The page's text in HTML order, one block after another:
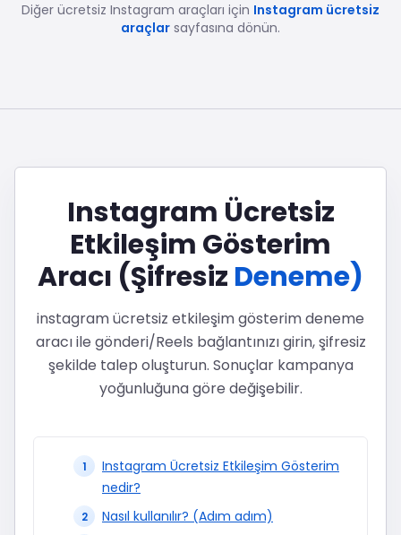
Diğer ücretsiz Instagram araçları için Instagram ücretsiz
araçlar sayfasına dönün.
Instagram Ücretsiz
Etkileşim Gösterim
Aracı (Şifresiz Deneme)
instagram ücretsiz etkileşim gösterim deneme
aracı ile gönderi/Reels bağlantınızı girin, şifresiz
şekilde talep oluşturun. Sonuçlar kampanya
yoğunluğuna göre değişebilir.
Instagram Ücretsiz Etkileşim Gösterim
nedir?
Nasıl kullanılır? (Adım adım)